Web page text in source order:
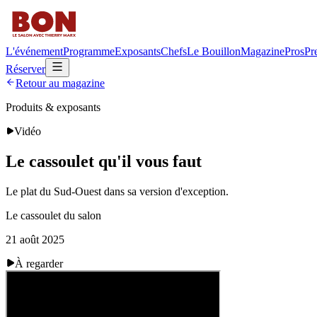
L'événementProgrammeExposantsChefsLe BouillonMagazinePros
Réserver
Retour au magazine
Produits & exposants
Vidéo
Le cassoulet qu'il vous faut
Le plat du Sud-Ouest dans sa version d'exception.
Le cassoulet du salon
21 août 2025
À regarder